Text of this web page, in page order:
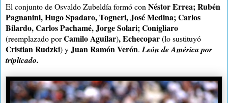
El conjunto de Osvaldo Zubeldía formó con Néstor Errea; Rubén
Pagnanini, Hugo Spadaro, Togneri, José Medina; Carlos
Bilardo, Carlos Pachamé, Jorge Solari; Conigliaro
(reemplazado porCamilo Aguilar), Echecopar(lo sustituyó
Cristian Rudzki)yJuan Ramón Verón. León de América por
triplicado.